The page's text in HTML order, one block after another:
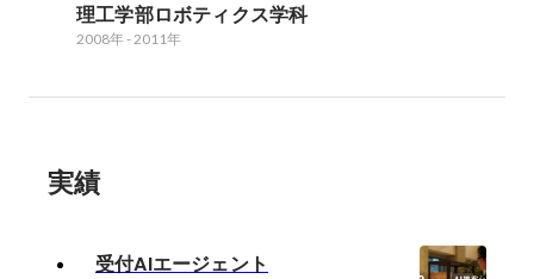
理工学部ロボティクス学科
2008年-2011年
実績
受付AIエージェント